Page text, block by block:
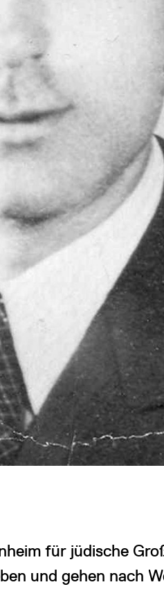
für jüdische
und gehen nach